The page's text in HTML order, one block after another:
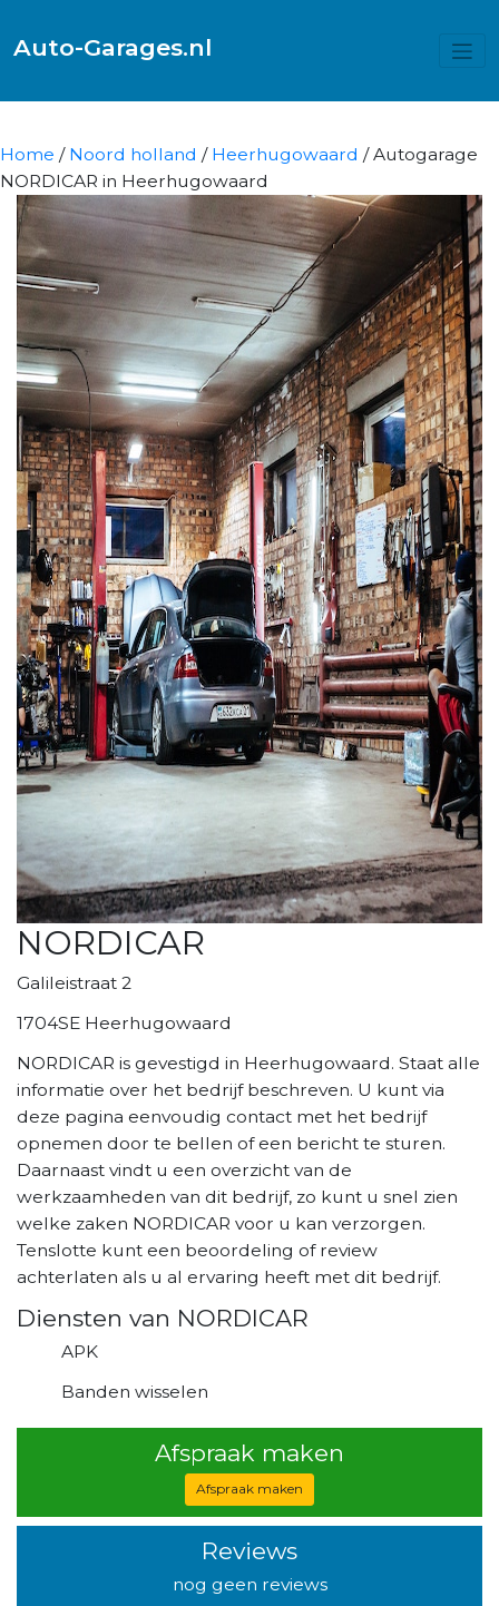
Auto-Garages.nl
Home / Noord holland / Heerhugowaard / Autogarage
NORDICAR in Heerhugowaard
NORDICAR
Galileistraat 2
1704SE Heerhugowaard
NORDICAR is gevestigd in Heerhugowaard. Staat alle
informatie over het bedrijf beschreven. U kunt via
deze pagina eenvoudig contact met het bedrijf
opnemen door te bellen of een bericht te sturen.
Daarnaast vindt u een overzicht van de
werkzaamheden van dit bedrijf, zo kunt u snel zien
welke zaken NORDICAR voor u kan verzorgen.
Tenslotte kunt een beoordeling of review
achterlaten als u al ervaring heeft met dit bedrijf.
Diensten van NORDICAR
APK
Banden wisselen
Afspraak maken
Afspraak maken
Reviews
nog geen reviews